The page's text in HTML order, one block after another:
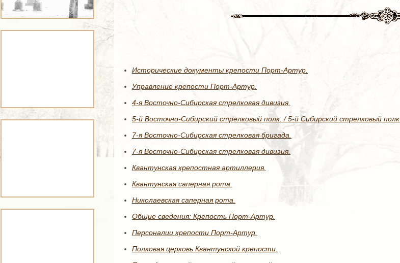
Исторические документы крепости Порт-Артур.
Управление крепости Порт-Артур.
4-я Восточно-Сибирская стрелковая дивизия.
5-й Восточно-Сибирский стрелковый полк. / 5-й Сибирский стрелковый полк.
7-я Восточно-Сибирская стрелковая бригада.
7-я Восточно-Сибирская стрелковая дивизия.
Квантунская крепостная артиллерия.
Квантунская саперная рота.
Николаевская саперная рота.
Общие сведения: Крепость Порт-Артур.
Персоналии крепости Порт-Артур.
Полковая церковь Квантунской крепости.